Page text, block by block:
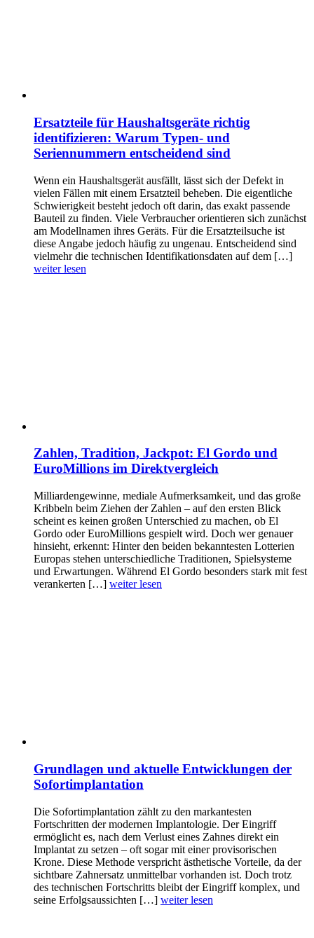
Ersatzteile für Haushaltsgeräte richtig
identifizieren: Warum Typen- und
Seriennummern entscheidend sind
Wenn ein Haushaltsgerät ausfällt, lässt sich der Defekt in
vielen Fällen mit einem Ersatzteil beheben. Die eigentliche
Schwierigkeit besteht jedoch oft darin, das exakt passende
Bauteil zu finden. Viele Verbraucher orientieren sich zunächst
am Modellnamen ihres Geräts. Für die Ersatzteilsuche ist
diese Angabe jedoch häufig zu ungenau. Entscheidend sind
vielmehr die technischen Identifikationsdaten auf dem […]
weiter lesen
Zahlen, Tradition, Jackpot: El Gordo und
EuroMillions im Direktvergleich
Milliardengewinne, mediale Aufmerksamkeit, und das große
Kribbeln beim Ziehen der Zahlen – auf den ersten Blick
scheint es keinen großen Unterschied zu machen, ob El
Gordo oder EuroMillions gespielt wird. Doch wer genauer
hinsieht, erkennt: Hinter den beiden bekanntesten Lotterien
Europas stehen unterschiedliche Traditionen, Spielsysteme
und Erwartungen. Während El Gordo besonders stark mit fest
verankerten […] weiter lesen
Grundlagen und aktuelle Entwicklungen der
Sofortimplantation
Die Sofortimplantation zählt zu den markantesten
Fortschritten der modernen Implantologie. Der Eingriff
ermöglicht es, nach dem Verlust eines Zahnes direkt ein
Implantat zu setzen – oft sogar mit einer provisorischen
Krone. Diese Methode verspricht ästhetische Vorteile, da der
sichtbare Zahnersatz unmittelbar vorhanden ist. Doch trotz
des technischen Fortschritts bleibt der Eingriff komplex, und
seine Erfolgsaussichten […] weiter lesen